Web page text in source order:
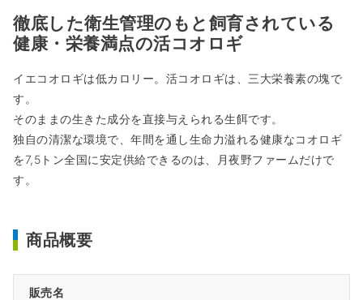
徹底した衛生管理のもと飼育されている
健康・栄養満点の活コオロギ
イエコオロギは低カロリー。活コオロギは、三大栄養素の塊で
す。
そのままの生きた成分を直接与えられる生餌です。
独自の清潔な環境で、年間を通し生命力溢れる健康なコオロギ
を7,5トン全国に安定供給できるのは、月夜野ファームだけで
す。
商品概要
販売名